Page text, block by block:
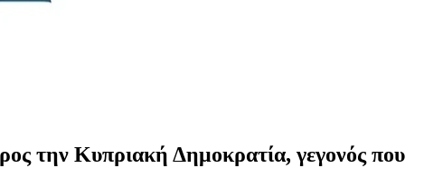
την Κυπριακή Δημοκρατία, γεγονός που